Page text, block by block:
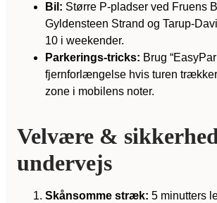
Bil: Større P-pladser ved Fruens
Gyldensteen Strand og Tarup-
10 i weekender.
Parkerings-tricks: Brug
fjernforlængelse hvis turen
zone i mobilens noter.
Velvære &
undervejs
Skånsomme stræk: 5 minutters